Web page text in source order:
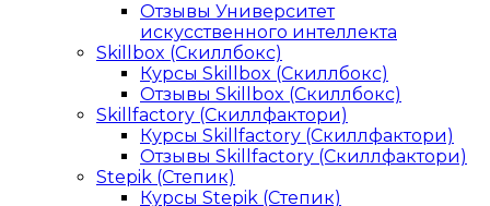
Отзывы Университет
искусственного интеллекта
Skillbox (Скиллбокс)
Курсы Skillbox (Скиллбокс)
Отзывы Skillbox (Скиллбокс)
Skillfactory (Скиллфактори)
Курсы Skillfactory (Скиллфактори)
Отзывы Skillfactory (Скиллфактори)
Stepik (Степик)
Курсы Stepik (Степик)